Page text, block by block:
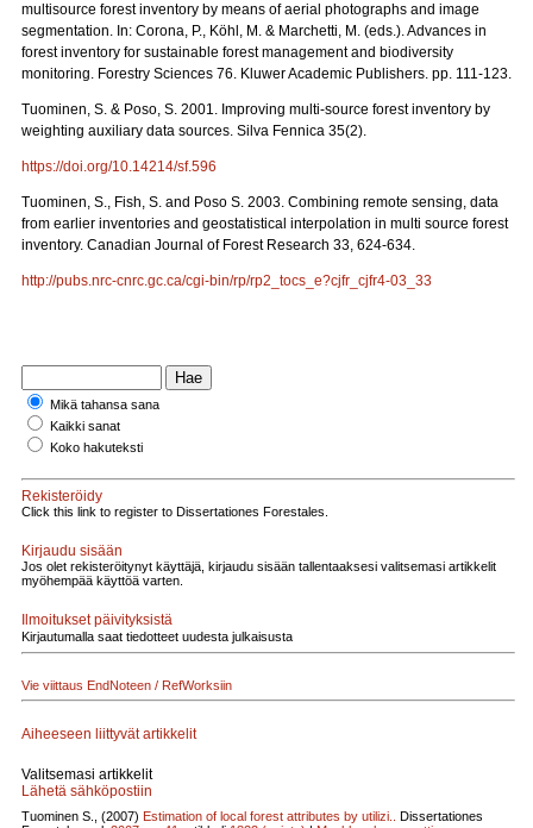
multisource forest inventory by means of aerial photographs and image
segmentation. In: Corona, P., Köhl, M. & Marchetti, M. (eds.). Advances in
forest inventory for sustainable forest management and biodiversity
monitoring. Forestry Sciences 76. Kluwer Academic Publishers. pp. 111-123.
Tuominen, S. & Poso, S. 2001. Improving multi-source forest inventory by
weighting auxiliary data sources. Silva Fennica 35(2).
https://doi.org/10.14214/sf.596
Tuominen, S., Fish, S. and Poso S. 2003. Combining remote sensing, data
from earlier inventories and geostatistical interpolation in multi source forest
inventory. Canadian Journal of Forest Research 33, 624-634.
http://pubs.nrc-cnrc.gc.ca/cgi-bin/rp/rp2_tocs_e?cjfr_cjfr4-03_33
Mikä tahansa sana
Kaikki sanat
Koko hakuteksti
Rekisteröidy
Click this link to register to Dissertationes Forestales.
Kirjaudu sisään
Jos olet rekisteröitynyt käyttäjä, kirjaudu sisään tallentaaksesi valitsemasi artikkelit
myöhempää käyttöä varten.
Ilmoitukset päivityksistä
Kirjautumalla saat tiedotteet uudesta julkaisusta
Vie viittaus EndNoteen / RefWorksiin
Aiheeseen liittyvät artikkelit
Valitsemasi artikkelit
Lähetä sähköpostiin
Tuominen S., (2007) Estimation of local forest attributes by utilizi..
Dissertationes